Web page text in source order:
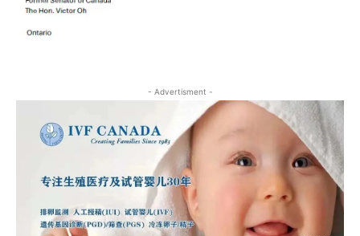
- Advertisment -